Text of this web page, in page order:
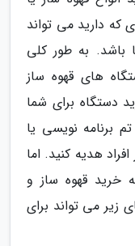
که دارید می تواند
باشد. به طور کلی
های قهوه ساز
دستگاه برای شما
برنامه نویسی یا
هدیه کنید. اما
خرید قهوه ساز و
می تواند برای